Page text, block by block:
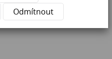
Odmítnout